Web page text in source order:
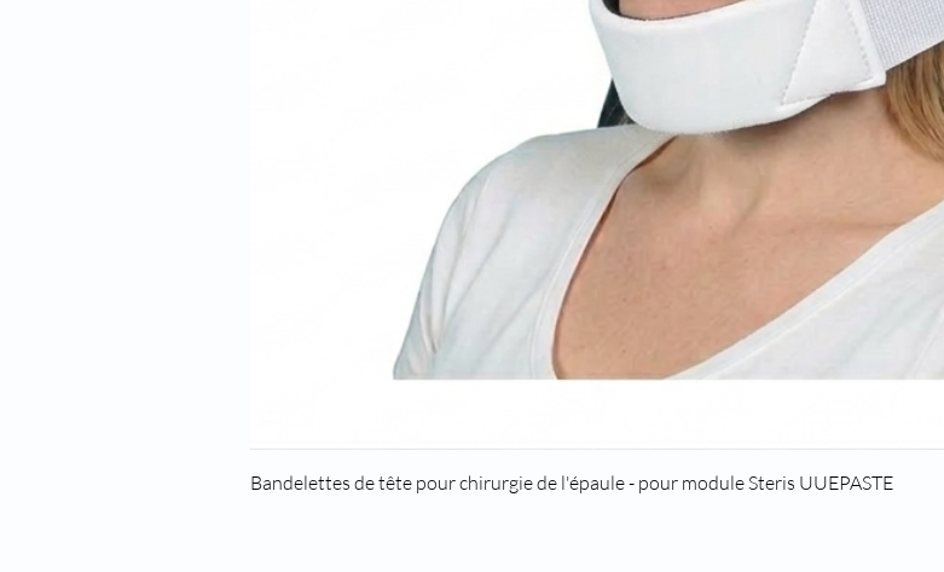
Aperçu rapide
Bandelettes de tête pour chirurgie de l'épaule - pour module Steris UUEPASTE